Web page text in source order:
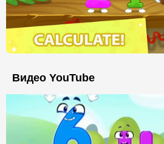
Видео YouTube